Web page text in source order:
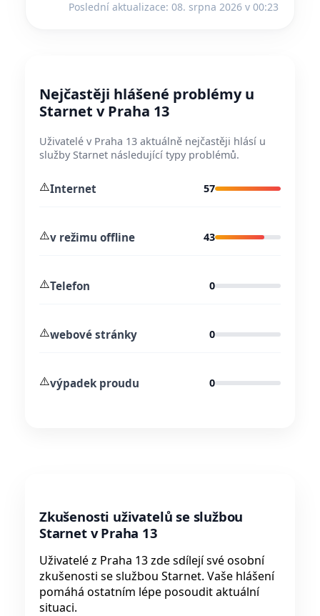
Poslední aktualizace: 08. srpna 2026 v 00:23
Nejčastěji hlášené problémy u
Starnet v Praha 13
Uživatelé v Praha 13 aktuálně nejčastěji hlásí u
služby Starnet následující typy problémů.
⚠️Internet 57
⚠️v režimu offline 43
⚠️Telefon 0
⚠️webové stránky 0
⚠️výpadek proudu 0
Zkušenosti uživatelů se službou
Starnet v Praha 13
Uživatelé z Praha 13 zde sdílejí své osobní
zkušenosti se službou Starnet. Vaše hlášení
pomáhá ostatním lépe posoudit aktuální
situaci.